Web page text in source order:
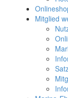
Mitglied